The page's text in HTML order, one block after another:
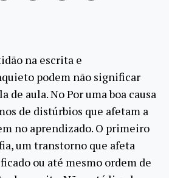
na escrita e
podem não significar
de aula. No Por uma boa causa
de distúrbios que afetam a
no aprendizado. O primeiro
um transtorno que afeta
ou até mesmo ordem de